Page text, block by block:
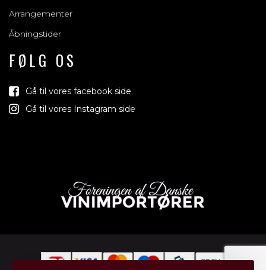
Arrangementer
Åbningstider
FØLG OS
Gå til vores facebook side
Gå til vores Instagram side
Tilmeld